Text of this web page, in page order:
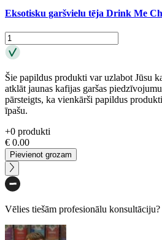
Eksotisku garšvielu tēja Drink Me
Šie papildus produkti var uzlabot Jūsu
atklāt jaunas kafijas garšas
pārsteigts, ka vienkārši papildus
īpašu.
+0 produkti
€ 0.00
Pievienot grozam
Vēlies tiešām profesionālu konsultāciju?